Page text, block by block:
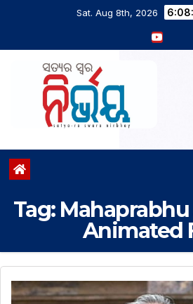
Sat. Aug 8th, 2026
Tag:
Animated